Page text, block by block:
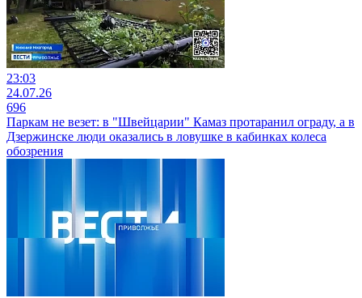
23:03
24.07.26
696
Паркам не везет: в "Швейцарии" Камаз протаранил ограду, а в
Дзержинске люди оказались в ловушке в кабинках колеса
обозрения